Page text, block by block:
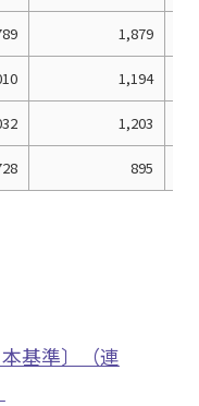
1,879
1,194
1,203
895
基準〕（連